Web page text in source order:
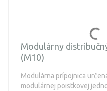
Modulárny
(M10)
Modulárna prípojnica
modulárnej poistkovej